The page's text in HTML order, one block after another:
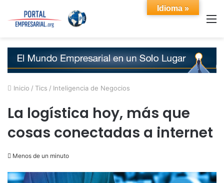
Inicio / Tics / Inteligencia de Negocios
La logística hoy, más que
cosas conectadas a internet
Menos de un minuto
Idioma »